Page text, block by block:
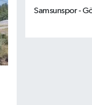
Samsunspor -